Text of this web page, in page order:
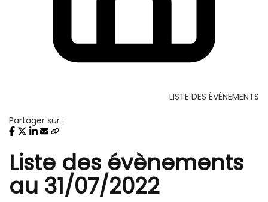
LISTE DES ÉVÈNEMENTS
Partager sur :
Liste des évènements
au 31/07/2022